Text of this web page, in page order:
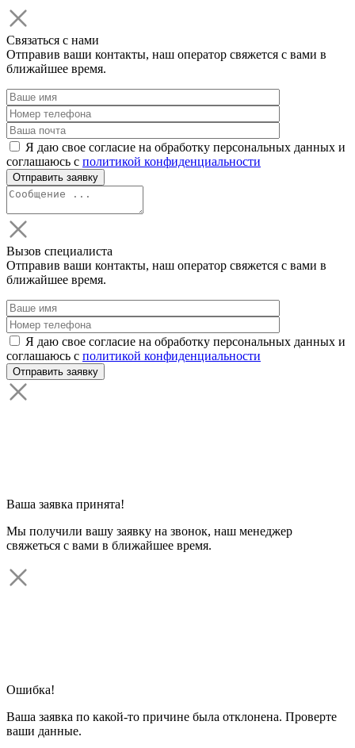
Связаться с нами
Отправив ваши контакты, наш оператор свяжется с вами в
ближайшее время.
Я даю свое согласие на обработку персональных данных и
соглашаюсь с политикой конфиденциальности
Вызов специалиста
Отправив ваши контакты, наш оператор свяжется с вами в
ближайшее время.
Я даю свое согласие на обработку персональных данных и
соглашаюсь с политикой конфиденциальности
Ваша заявка принята!
Мы получили вашу заявку на звонок, наш менеджер
свяжеться с вами в ближайшее время.
Ошибка!
Ваша заявка по какой-то причине была отклонена. Проверте
ваши данные.